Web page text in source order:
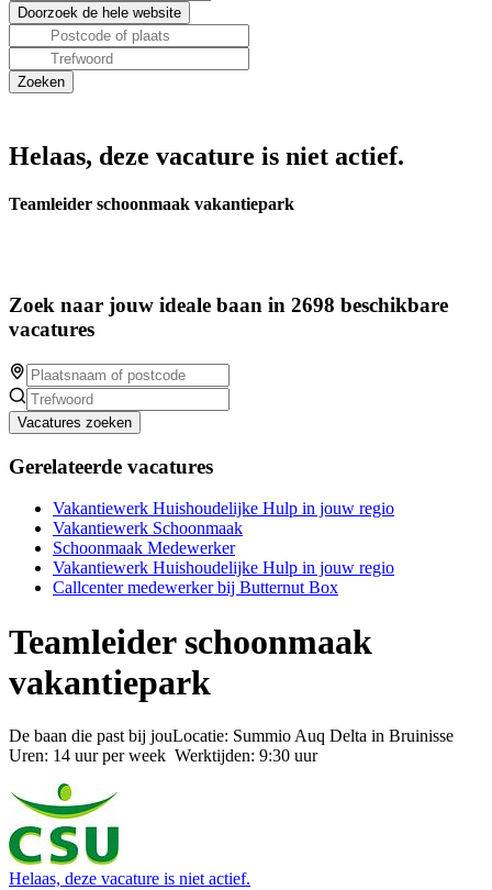
Helaas, deze vacature is niet actief.
Teamleider schoonmaak vakantiepark
Zoek naar jouw ideale baan in 2698 beschikbare
vacatures
Vacatures zoeken
Gerelateerde vacatures
Vakantiewerk Huishoudelijke Hulp in jouw regio
Vakantiewerk Schoonmaak
Schoonmaak Medewerker
Vakantiewerk Huishoudelijke Hulp in jouw regio
Callcenter medewerker bij Butternut Box
Teamleider schoonmaak
vakantiepark
De baan die past bij jouLocatie: Summio Auq Delta in Bruinisse
Uren: 14 uur per week Werktijden: 9:30 uur
Helaas, deze vacature is niet actief.